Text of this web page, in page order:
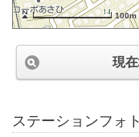
100m
現
ステーションフォ